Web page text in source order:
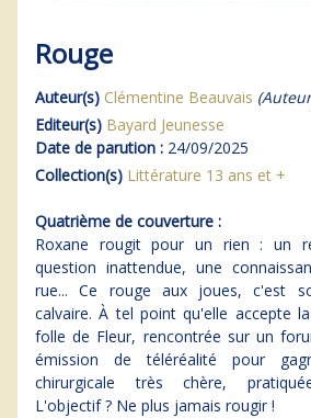
Rouge
Auteur(s) Clémentine Beauvais
Editeur(s) Bayard Jeunesse
Date de parution : 24/09/2025
Collection(s) Littérature 13 ans et +
Quatrième de couverture :
Roxane rougit pour un rien : un
question inattendue, une
rue... Ce rouge aux joues, c'est
calvaire. À tel point qu'elle accepte
folle de Fleur, rencontrée sur un
émission de téléréalité pour
chirurgicale très chère,
L'objectif ? Ne plus jamais rougir !